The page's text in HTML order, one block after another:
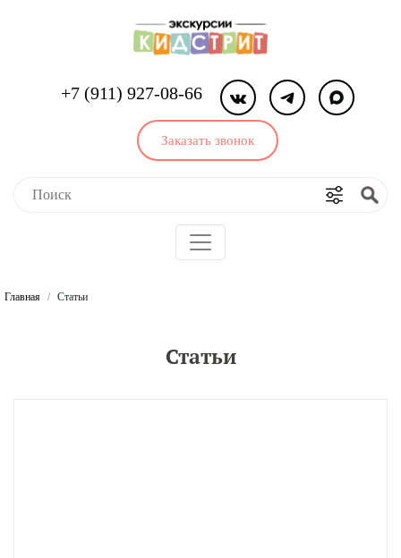
+7 (911) 927-08-66
Заказать звонок
Главная Статьи
Статьи